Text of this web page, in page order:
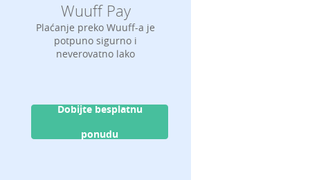
Wuuff Pay
Plaćanje preko Wuuff-a je
potpuno sigurno i
neverovatno lako
Dobijte besplatnu
ponudu